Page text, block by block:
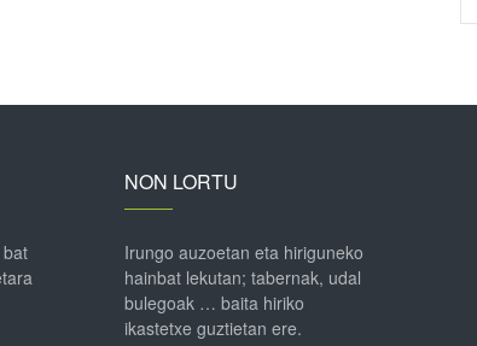
NON LORTU
Irungo auzoetan eta hiriguneko
hainbat lekutan; tabernak, udal
bulegoak … baita hiriko
ikastetxe guztietan ere.